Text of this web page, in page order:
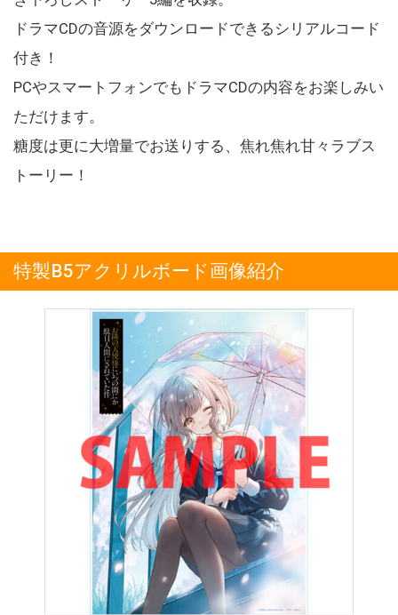
ドラマCDの音源をダウンロードできるシリアルコード
付き！
PCやスマートフォンでもドラマCDの内容をお楽しみい
ただけます。
糖度は更に大増量でお送りする、焦れ焦れ甘々ラブス
トーリー！
特製B5アクリルボード画像紹介